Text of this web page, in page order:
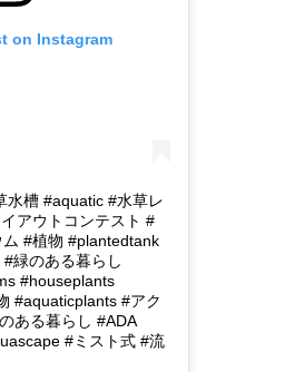
on Instagram
水槽 #aquatic #水草レ
アウトコンテスト #
#植物 #plantedtank
緑のある暮らし
#houseplants
#aquaticplants #アク
ある暮らし #ADA
#ミスト式 #流